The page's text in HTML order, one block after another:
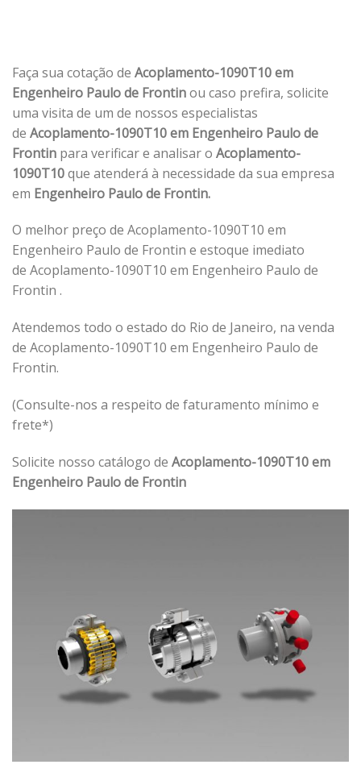
Faça sua cotação de Acoplamento-1090T10 em
Engenheiro Paulo de Frontinou caso prefira, solicite
uma visita de um de nossos especialistas
de Acoplamento-1090T10 em Engenheiro Paulo de
Frontin para verificar e analisar o Acoplamento-
1090T10que atenderá à necessidade da sua empresa
em Engenheiro Paulo de Frontin.
O melhor preço de Acoplamento-1090T10 em
Engenheiro Paulo de Frontin e estoque imediato
de Acoplamento-1090T10 em Engenheiro Paulo de
Frontin .
Atendemos todo o estado do Rio de Janeiro, na venda
de Acoplamento-1090T10 em Engenheiro Paulo de
Frontin.
(Consulte-nos a respeito de faturamento mínimo e
frete*)
Solicite nosso catálogo de Acoplamento-1090T10 em
Engenheiro Paulo de Frontin